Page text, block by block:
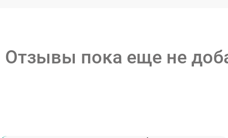
Отзывы пока еще не